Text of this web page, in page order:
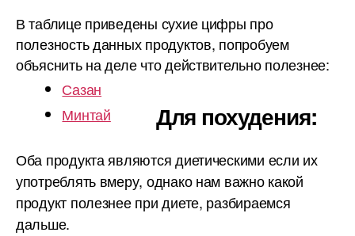
В таблице приведены сухие цифры про
полезность данных продуктов, попробуем
объяснить на деле что действительно полезнее:
Сазан
Минтай
Для похудения:
Оба продукта являются диетическими если их
употреблять вмеру, однако нам важно какой
продукт полезнее при диете, разбираемся
дальше.